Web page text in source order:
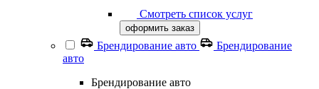
Смотреть список услуг
оформить заказ
Брендирование авто
Брендирование
авто
Брендирование авто